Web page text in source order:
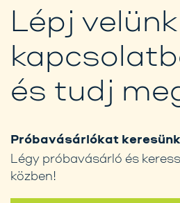
Lépj velünk
és tudj
Próbavásárlókat
Légy próbavásárló és
közben!